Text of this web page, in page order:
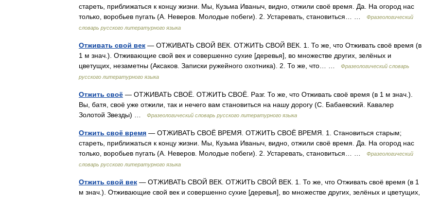
стареть, приближаться к концу жизни. Мы, Кузьма Иваныч, видно, отжили своё время. Да. На огород нас
только, воробьев пугать (А. Неверов. Молодые побеги). 2. Устаревать, становиться… …
Фразеологический
словарь русского литературного языка
Отживать свой век — ОТЖИВАТЬ СВОЙ ВЕК. ОТЖИТЬ СВОЙ ВЕК. 1. То же, что Отживать своё время (в
1 м знач.). Отживающие свой век и совершенно сухие [деревья], во множестве других, зелёных и
цветущих, незаметны (Аксаков. Записки ружейного охотника). 2. То же, что… …
Фразеологический словарь
русского литературного языка
Отжить своё — ОТЖИВАТЬ СВОЁ. ОТЖИТЬ СВОЁ. Разг. То же, что Отживать своё время (в 1 м знач.).
Вы, батя, своё уже отжили, так и нечего вам становиться на нашу дорогу (С. Бабаевский. Кавалер
Золотой Звезды) …
Фразеологический словарь русского литературного языка
Отжить своё время — ОТЖИВАТЬ СВОЁ ВРЕМЯ. ОТЖИТЬ СВОЁ ВРЕМЯ. 1. Становиться старым;
стареть, приближаться к концу жизни. Мы, Кузьма Иваныч, видно, отжили своё время. Да. На огород нас
только, воробьев пугать (А. Неверов. Молодые побеги). 2. Устаревать, становиться… …
Фразеологический
словарь русского литературного языка
Отжить свой век — ОТЖИВАТЬ СВОЙ ВЕК. ОТЖИТЬ СВОЙ ВЕК. 1. То же, что Отживать своё время (в 1
м знач.). Отживающие свой век и совершенно сухие [деревья], во множестве других, зелёных и цветущих,